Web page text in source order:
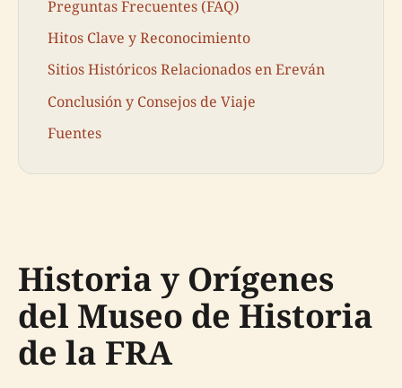
Preguntas Frecuentes (FAQ)
Hitos Clave y Reconocimiento
Sitios Históricos Relacionados en Ereván
Conclusión y Consejos de Viaje
Fuentes
Historia y Orígenes
del Museo de Historia
de la FRA